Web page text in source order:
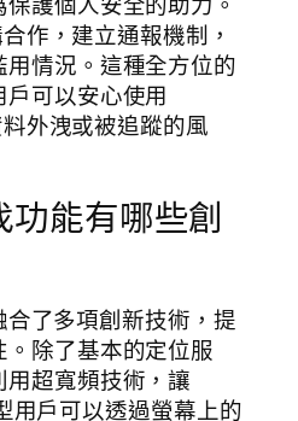
作，建立通報機制，
情況。這種全方位的
可以安心使用
外洩或被追蹤的風
功能有哪些創
合了多項創新技術，提
除了基本的定位服
超寬頻技術，讓
用戶可以透過螢幕上的